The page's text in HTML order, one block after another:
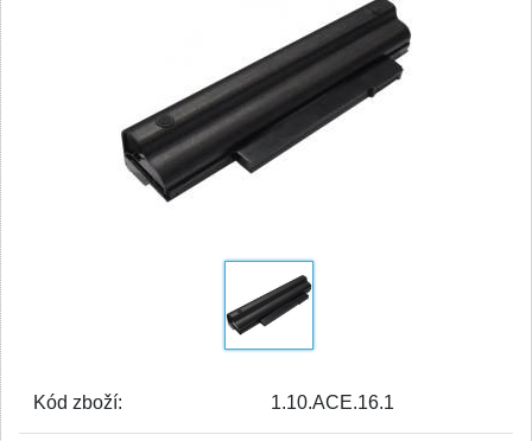
Kód zboží: 1.10.ACE.16.1